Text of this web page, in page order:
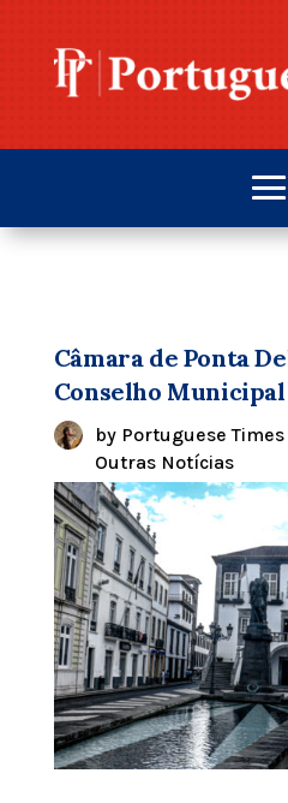
Câmara de Ponta
Conselho
by Portuguese Times
Outras Notícias